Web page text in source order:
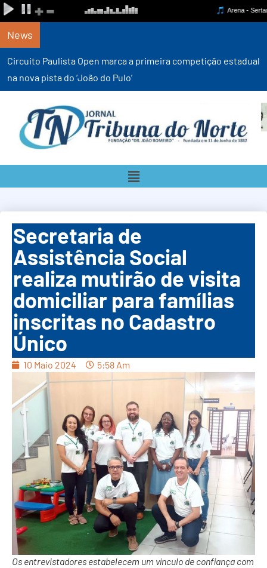
News
Circuito Paulista Open marca a primeira competição estadual
na nova pista do ‘João do Pulo’
Secretaria de
Assistência Social
realiza mutirão de visita
domiciliar para famílias
inscritas no Cadastro
Único
10 Maio 2024 5:58 Am
Os entrevistadores estabelecem um vínculo de confiança com